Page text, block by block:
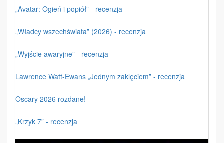
„Avatar: Ogień i popiół” - recenzja
„Władcy wszechświata” (2026) - recenzja
„Wyjście awaryjne” - recenzja
Lawrence Watt-Ewans „Jednym zaklęciem” - recenzja
Oscary 2026 rozdane!
„Krzyk 7” - recenzja